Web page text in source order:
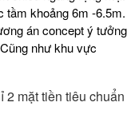
tầm khoảng 6m -6.5m.
án concept ý tưởng
như khu vực